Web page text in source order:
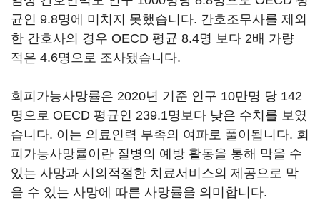
균인 9.8명에 미치지 못했습니다. 간호조무사를 제외
한 간호사의 경우 OECD 평균 8.4명 보다 2배 가량
적은 4.6명으로 조사됐습니다.
회피가능사망률은 2020년 기준 인구 10만명 당 142
명으로 OECD 평균인 239.1명보다 낮은 수치를 보였
습니다. 이는 의료인력 부족의 여파로 풀이됩니다. 회
피가능사망률이란 질병의 예방 활동을 통해 막을 수
있는 사망과 시의적절한 치료서비스의 제공으로 막
을 수 있는 사망에 따른 사망률을 의미합니다.